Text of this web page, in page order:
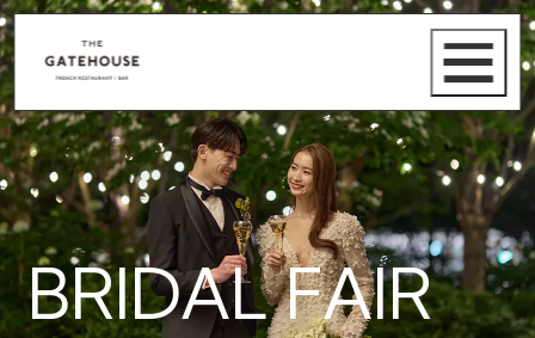
BRIDAL FAIR